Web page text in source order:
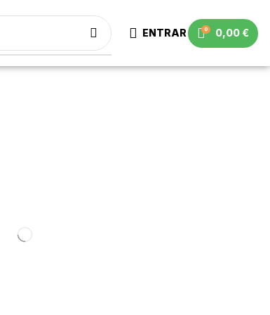
ENTRAR 0 0,00 €